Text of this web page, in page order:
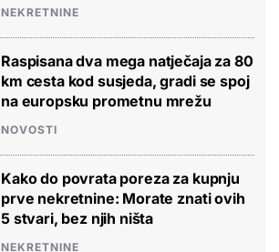
NEKRETNINE
Raspisana dva mega natječaja za 80
km cesta kod susjeda, gradi se spoj
na europsku prometnu mrežu
NOVOSTI
Kako do povrata poreza za kupnju
prve nekretnine: Morate znati ovih
5 stvari, bez njih ništa
NEKRETNINE